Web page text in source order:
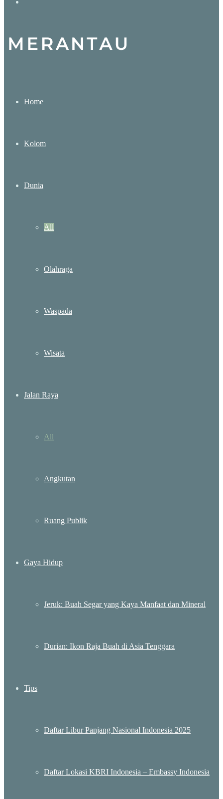
for
Home
Kolom
Dunia
All
Olahraga
Waspada
Wisata
Jalan Raya
All
Angkutan
Ruang Publik
Gaya Hidup
Jeruk: Buah Segar yang Kaya Manfaat dan Mineral
Durian: Ikon Raja Buah di Asia Tenggara
Tips
Daftar Libur Panjang Nasional Indonesia 2025
Daftar Lokasi KBRI Indonesia – Embassy Indonesia